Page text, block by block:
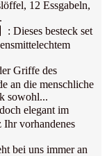
12 Essgabeln,
: Dieses besteck set
Griffe des
an die menschliche
sowohl...
elegant im
Ihr vorhandenes
bei uns immer an